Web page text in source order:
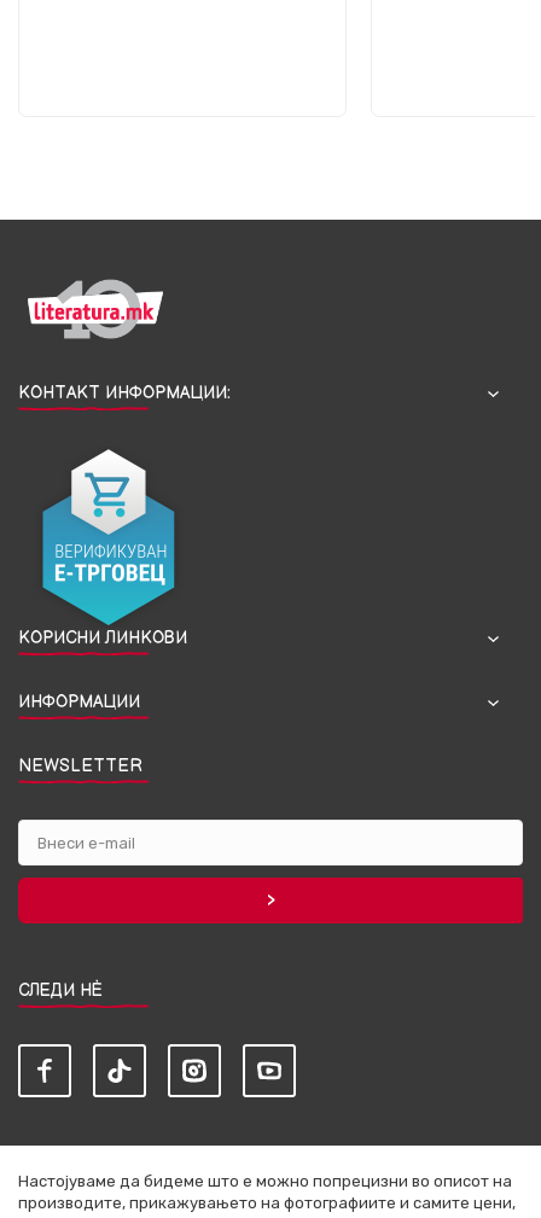
КОНТАКТ ИНФОРМАЦИИ:
КОРИСНИ ЛИНКОВИ
ИНФОРМАЦИИ
NEWSLETTER
СЛЕДИ НЀ
Настојуваме да бидеме што е можно попрецизни во описот на
производите, прикажувањето на фотографиите и самите цени,